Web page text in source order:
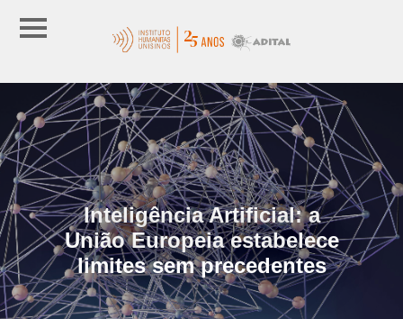
Inteligência Artificial: a
União Europeia estabelece
limites sem precedentes